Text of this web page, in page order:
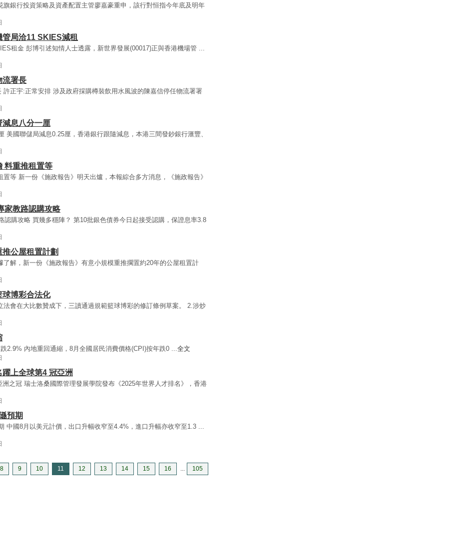
旗銀行投資策略及資產配置主管廖嘉豪重申，該行對恒指今年底及明年
管局洽11 SKIES減租
租金 彭博引述知情人士透露，新世界發展(00017)正與香港機場管 ...
流署長
許正宇:正常安排 涉及政府採購樽裝飲用水風波的陳嘉信停任物流署署
減息八分一厘
美國聯儲局減息0.25厘，香港銀行跟隨減息，本港三間發鈔銀行滙豐、
料重推租置等
等 新一份《施政報告》明天出爐，本報綜合多方消息，《施政報告》
家教路認購攻略
認購攻略 買幾多穩陣？ 第10批銀色債券今日起接受認購，保證息率3.8
推公屋租置計劃
解，新一份《施政報告》有意小規模重推擱置約20年的公屋租置計
球博彩合法化
法會在大比數贊成下，三讀通過規範籃球博彩的修訂條例草案。 2.涉炒
2.9% 內地重回通縮，8月全國居民消費價格(CPI)按年跌0 ...全文
躍上全球第4 冠亞洲
之冠 瑞士洛桑國際管理發展學院發布《2025年世界人才排名》，香港
預期
中國8月以美元計價，出口升幅收窄至4.4%，進口升幅亦收窄至1.3 ...
8 9 10 11 12 13 14 15 16 ... 105